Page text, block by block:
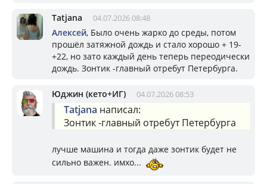
Tatjana 04.07.2026 08:48
Алексей, Было очень жарко до среды, потом
прошёл затяжной дождь и стало хорошо + 19-
+22, но зато каждый день теперь переодически
дождь. Зонтик -главный отребут Петербурга.
Юджин (кето+ИГ) 04.07.2026 08:53
Tatjana написал:
Зонтик -главный отребут Петербурга
лучше машина и тогда даже зонтик будет не
сильно важен. имхо...